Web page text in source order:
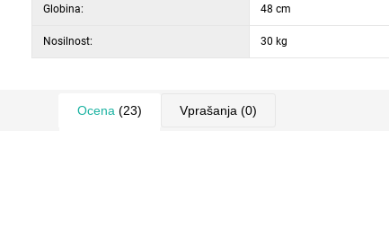
Globina: 48 cm
Nosilnost: 30 kg
Ocena (23) Vprašanja (0)